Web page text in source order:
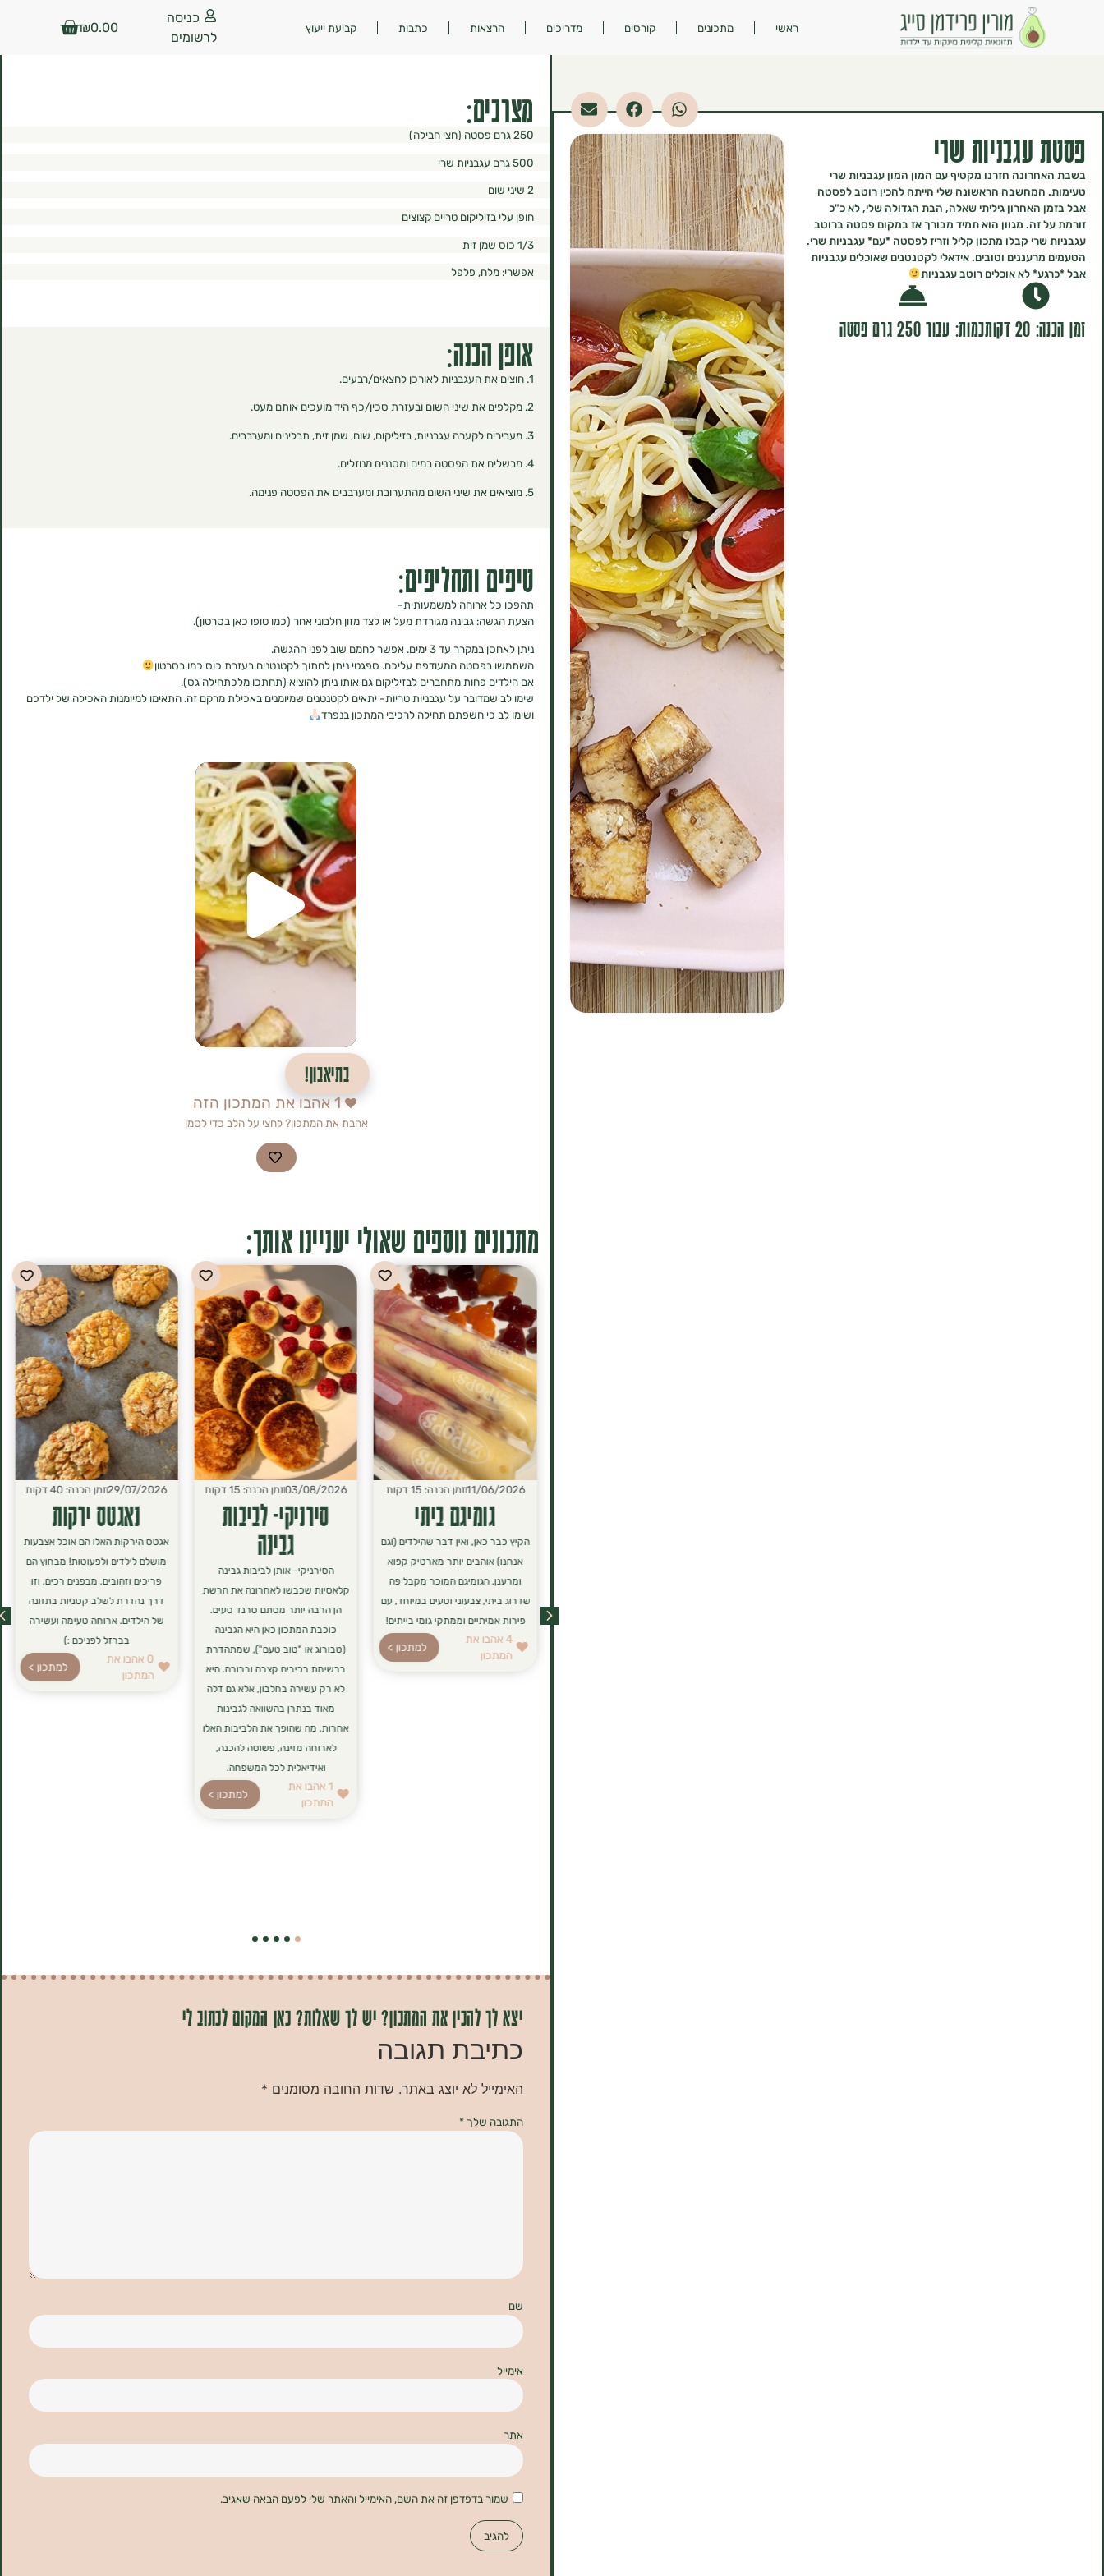
ראשי מתכונים קורסים מדריכים הרצאות כתבות קביעת ייעוץ
כניסה
לרשומים
₪0.00
פסטת עגבניות שרי
בשבת האחרונה חזרנו מקטיף עם המון המון עגבניות שרי
טעימות. המחשבה הראשונה שלי הייתה להכין רוטב לפסטה
אבל בזמן האחרון גיליתי שאלה, הבת הגדולה שלי, לא כ"כ
זורמת על זה. מגוון הוא תמיד מבורך אז במקום פסטה ברוטב
עגבניות שרי קבלו מתכון קליל וזריז לפסטה *עם* עגבניות שרי.
הטעמים מרעננים וטובים. אידאלי לקטנטנים שאוכלים עגבניות
אבל *כרגע* לא אוכלים רוטב עגבניות
זמן הכנה: 20 דקות כמות: עבור 250 גרם פסטה
מצרכים:
250 גרם פסטה (חצי חבילה)
500 גרם עגבניות שרי
2 שיני שום
חופן עלי בזיליקום טריים קצוצים
1/3 כוס שמן זית
אפשרי: מלח, פלפל
אופן הכנה:
1. חוצים את העגבניות לאורכן לחצאים/רבעים.
2. ‏מקלפים את שיני השום ובעזרת סכין/כף היד מועכים אותם מעט.
3. ‏מעבירים לקערה עגבניות, בזיליקום, שום, שמן זית, תבלינים ומערבבים.
4. ‏מבשלים את הפסטה במים ומסננים מנוזלים.
5. ‏מוציאים את שיני השום מהתערובת ומערבבים את הפסטה פנימה.
טיפים ותחליפים:
תהפכו כל ארוחה למשמעותית-
הצעת הגשה: גבינה מגורדת מעל או לצד מזון חלבוני אחר (כמו טופו כאן בסרטון).
ניתן לאחסן במקרר עד 3 ימים. אפשר לחמם שוב לפני ההגשה.
השתמשו בפסטה המעודפת עליכם. ספגטי ניתן לחתוך לקטנטנים בעזרת כוס כמו בסרטון
אם הילדים פחות מתחברים לבזיליקום גם אותו ניתן להוציא (תחתכו מלכתחילה גס).
שימו לב שמדובר על עגבניות טריות- יתאים לקטנטנים שמיומנים באכילת מרקם זה. התאימו למיומנות האכילה של ילדכם
ושימו לב כי חשפתם תחילה לרכיבי המתכון בנפרד
בתיאבון!
1אהבו את המתכון הזה
אהבת את המתכון? לחצי על הלב כדי לסמן
מתכונים נוספים שאולי יעניינו אותך:
11/06/2026זמן הכנה: 15 דקות
גומיגם ביתי
הקיץ כבר כאן, ואין דבר שהילדים (וגם
אנחנו) אוהבים יותר מארטיק קפוא
ומרענן. הגומיגם המוכר מקבל פה
שדרוג ביתי, צבעוני וטעים במיוחד, עם
פירות אמיתיים וממתקי גומי בייתים!
4אהבו את
המתכון
למתכון >
03/08/2026זמן הכנה: 15 דקות
סירניקי- לביבות
גבינה
הסירניקי- אותן לביבות גבינה
קלאסיות שכבשו לאחרונה את הרשת
הן הרבה יותר מסתם טרנד טעים.
כוכבת המתכון כאן היא הגבינה
(טבורוג או "טוב טעם"), שמתהדרת
ברשימת רכיבים קצרה וברורה. היא
לא רק עשירה בחלבון, אלא גם דלה
מאוד בנתרן בהשוואה לגבינות
אחרות, מה שהופך את הלביבות האלו
לארוחה מזינה, פשוטה להכנה,
ואידיאלית לכל המשפחה.
1 אהבו את
המתכון
למתכון >
29/07/2026זמן הכנה: 40 דקות
נאגטס ירקות
אגטס הירקות האלו הם אוכל אצבעות
מושלם לילדים ולפעוטות! מבחוץ הם
פריכים וזהובים, מבפנים רכים, וזו
דרך נהדרת לשלב קטניות בתזונה
של הילדים. ארוחה טעימה ועשירה
בברזל לפניכם :)
0 אהבו את
המתכון
למתכון >
יצא לך להכין את המתכון? יש לך שאלות? כאן המקום לכתוב לי
כתיבת תגובה
האימייל לא יוצג באתר. שדות החובה מסומנים *
התגובה שלך *
שם
אימייל
אתר
שמור בדפדפן זה את השם, האימייל והאתר שלי לפעם הבאה שאגיב.